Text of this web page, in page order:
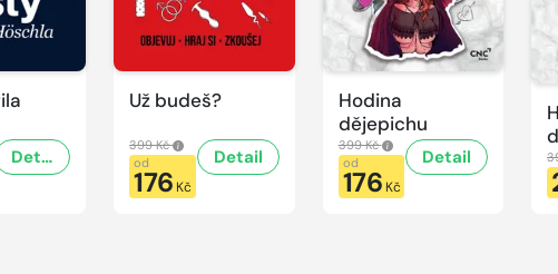
Detail
Už budeš?
399 Kč
od
176 Kč
Detail
Hodina
dějepichu
399 Kč
od
176 Kč
Detail